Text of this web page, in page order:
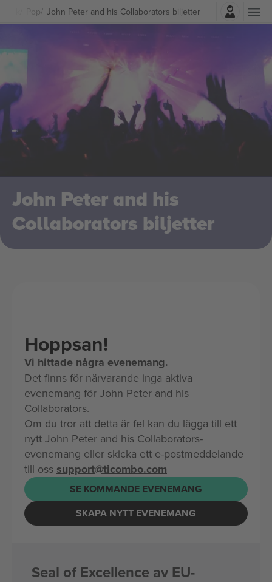
Pop John Peter and his Collaborators biljetter
Logga in
John Peter and his
Collaborators biljetter
Hoppsan!
Vi hittade några evenemang.
Det finns för närvarande inga aktiva
evenemang för John Peter and his
Collaborators.
Om du tror att detta är fel kan du lägga till ett
nytt John Peter and his Collaborators-
evenemang eller skicka ett e-postmeddelande
till oss support@ticombo.com
SE KOMMANDE EVENEMANG
SKAPA NYTT EVENEMANG
Seal of Excellence av EU-